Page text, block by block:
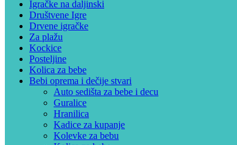
Igračke na daljinski
Društvene Igre
Drvene igračke
Za plažu
Kockice
Posteljine
Kolica za bebe
Bebi oprema i dečije stvari
Auto sedišta za bebe i decu
Guralice
Hranilica
Kadice za kupanje
Kolevke za bebu